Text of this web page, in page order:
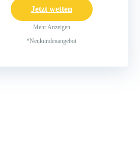
Jetzt wetten
Mehr Anzeigen
*Neukundenangebot